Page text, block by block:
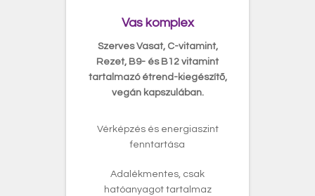
Vas komplex
Szerves Vasat, C-vitamint,
Rezet, B9- és B12 vitamint
tartalmazó étrend-kiegészítő,
vegán kapszulában.
Vérképzés és energiaszint
fenntartása
Adalékmentes, csak
hatóanyagot tartalmaz